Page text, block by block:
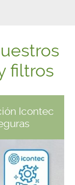
filtros
Icontec